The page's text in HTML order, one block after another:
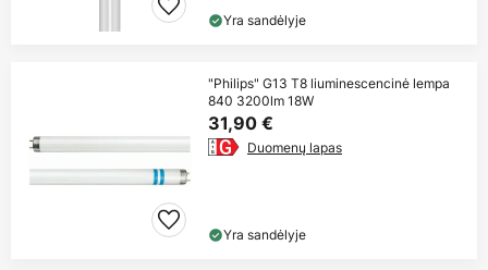
Yra sandėlyje
"Philips" G13 T8 liuminescencinė lempa
840 3200lm 18W
31,90 €
Duomenų lapas
Yra sandėlyje